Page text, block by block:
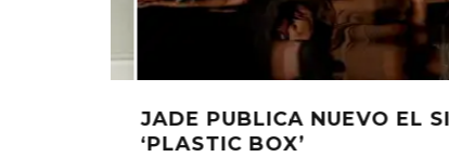
ESCUCHA ‘TÚ’ DE WOLFGANG
DAVID